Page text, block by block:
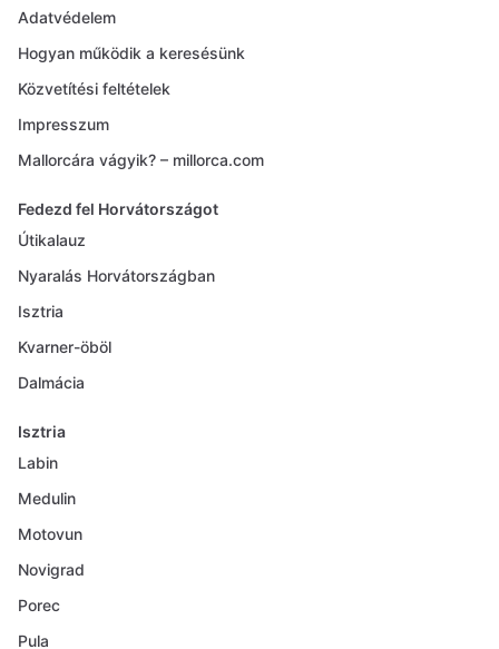
Adatvédelem
Hogyan működik a keresésünk
Közvetítési feltételek
Impresszum
Mallorcára vágyik? – millorca.com
Fedezd fel Horvátországot
Útikalauz
Nyaralás Horvátországban
Isztria
Kvarner-öböl
Dalmácia
Isztria
Labin
Medulin
Motovun
Novigrad
Porec
Pula